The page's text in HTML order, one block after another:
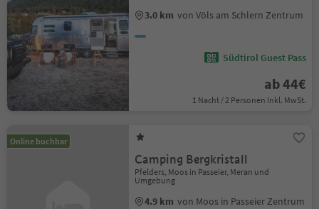
3.0 km von Völs am Schlern Zentrum
Südtirol Guest Pass
ab 44€
1 Nacht / 2 Personen Inkl. MwSt.
Online buchbar
Camping Bergkristall
Pfelders, Moos in Passeier, Meran und
Umgebung
4.9 km von Moos in Passeier Zentrum